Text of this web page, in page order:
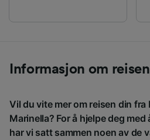
Informasjon om reisen
Vil du vite mer om reisen din fra
Marinella? For å hjelpe deg
har vi satt sammen noen av de